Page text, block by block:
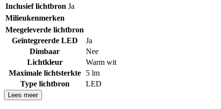
Inclusief lichtbron Ja
Milieukenmerken
Meegeleverde lichtbron
Geïntegreerde LED
Ja
Dimbaar
Nee
Lichtkleur
Warm wit
Maximale lichtsterkte
5 lm
Type lichtbron
LED
Lees meer